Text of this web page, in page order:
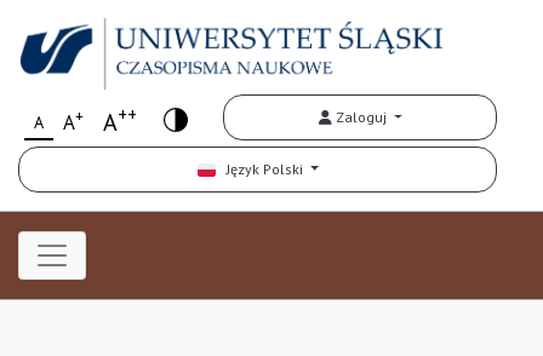
A A+ A++ Zaloguj
Język Polski